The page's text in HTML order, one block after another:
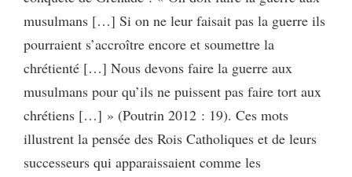
musulmans […] Si on ne leur faisait pas la guerre ils
pourraient s’accroître encore et soumettre la
chrétienté […] Nous devons faire la guerre aux
musulmans pour qu’ils ne puissent pas faire tort aux
chrétiens […] » (Poutrin 2012 : 19). Ces mots
illustrent la pensée des Rois Catholiques et de leurs
successeurs qui apparaissaient comme les